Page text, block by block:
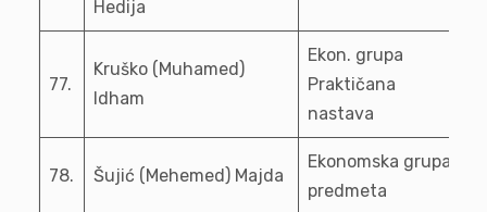
Hedija
77.
Kruško (Muhamed)
Idham
Ekon. grupa
Praktičana
nastava
78. Šujić (Mehemed) Majda
Ekonomska grupa
predmeta